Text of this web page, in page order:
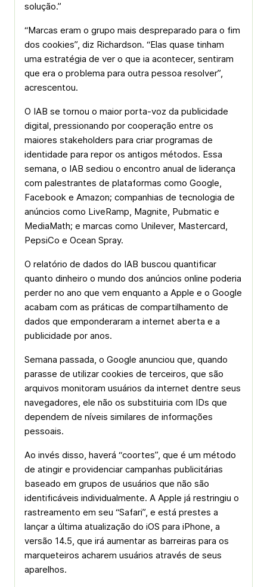
solução.”
“Marcas eram o grupo mais despreparado para o fim
dos cookies”, diz Richardson. “Elas quase tinham
uma estratégia de ver o que ia acontecer, sentiram
que era o problema para outra pessoa resolver”,
acrescentou.
O IAB se tornou o maior porta-voz da publicidade
digital, pressionando por cooperação entre os
maiores stakeholders para criar programas de
identidade para repor os antigos métodos. Essa
semana, o IAB sediou o encontro anual de liderança
com palestrantes de plataformas como Google,
Facebook e Amazon; companhias de tecnologia de
anúncios como LiveRamp, Magnite, Pubmatic e
MediaMath; e marcas como Unilever, Mastercard,
PepsiCo e Ocean Spray.
O relatório de dados do IAB buscou quantificar
quanto dinheiro o mundo dos anúncios online poderia
perder no ano que vem enquanto a Apple e o Google
acabam com as práticas de compartilhamento de
dados que emponderaram a internet aberta e a
publicidade por anos.
Semana passada, o Google anunciou que, quando
parasse de utilizar cookies de terceiros, que são
arquivos monitoram usuários da internet dentre seus
navegadores, ele não os substituiria com IDs que
dependem de níveis similares de informações
pessoais.
Ao invés disso, haverá “coortes”, que é um método
de atingir e providenciar campanhas publicitárias
baseado em grupos de usuários que não são
identificáveis individualmente. A Apple já restringiu o
rastreamento em seu “Safari”, e está prestes a
lançar a última atualização do iOS para iPhone, a
versão 14.5, que irá aumentar as barreiras para os
marqueteiros acharem usuários através de seus
aparelhos.